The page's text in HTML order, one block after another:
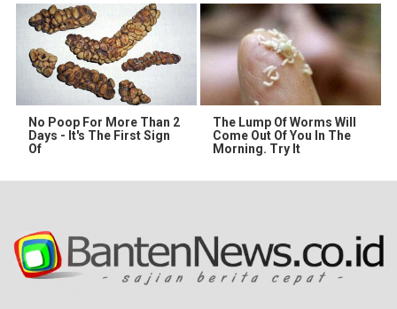
No Poop For More Than 2
Days - It's The First Sign
Of
The Lump Of Worms Will
Come Out Of You In The
Morning. Try It